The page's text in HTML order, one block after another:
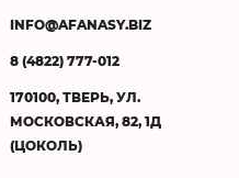
INFO@AFANASY.BIZ
8 (4822) 777-012
170100, ТВЕРЬ, УЛ.
МОСКОВСКАЯ, 82, 1Д
(ЦОКОЛЬ)